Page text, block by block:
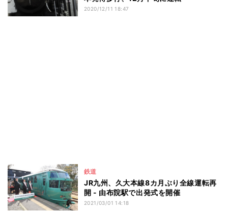
2020/12/11 18:47
鉄道
JR九州、久大本線8カ月ぶり全線運転再
開 - 由布院駅で出発式を開催
2021/03/01 14:18